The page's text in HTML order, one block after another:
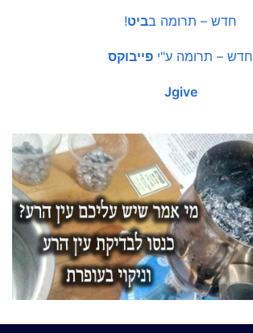
חדש – תרומה בביט!
חדש – תרומה ע"י פייבוקס
Jgive